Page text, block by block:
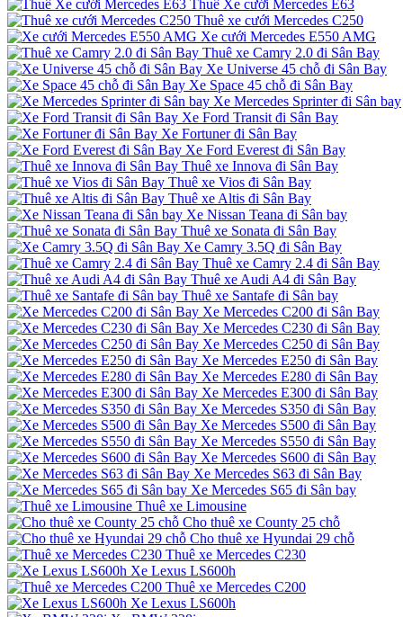
Thuê Xe cưới Mercedes E63
Thuê xe cưới Mercedes C250
Xe cưới Mercedes E550 AMG
Thuê xe Camry 2.0 đi Sân Bay
Xe Universe 45 chỗ đi Sân Bay
Xe Space 45 chỗ đi Sân Bay
Xe Mercedes Sprinter đi Sân bay
Xe Ford Transit đi Sân Bay
Xe Fortuner đi Sân Bay
Xe Ford Everest đi Sân Bay
Thuê xe Innova đi Sân Bay
Thuê xe Vios đi Sân Bay
Thuê xe Altis đi Sân Bay
Xe Nissan Teana đi Sân bay
Thuê xe Sonata đi Sân Bay
Xe Camry 3.5Q đi Sân Bay
Thuê xe Camry 2.4 đi Sân Bay
Thuê xe Audi A4 đi Sân Bay
Thuê xe Santafe đi Sân bay
Xe Mercedes C200 đi Sân Bay
Xe Mercedes C230 đi Sân Bay
Xe Mercedes C250 đi Sân Bay
Xe Mercedes E250 đi Sân Bay
Xe Mercedes E280 đi Sân Bay
Xe Mercedes E300 đi Sân Bay
Xe Mercedes S350 đi Sân Bay
Xe Mercedes S500 đi Sân Bay
Xe Mercedes S550 đi Sân Bay
Xe Mercedes S600 đi Sân Bay
Xe Mercedes S63 đi Sân Bay
Xe Mercedes S65 đi Sân bay
Thuê xe Limousine
Cho thuê xe County 25 chỗ
Cho thuê xe Hyundai 29 chỗ
Thuê xe Mercedes C230
Xe Lexus LS600h
Thuê xe Mercedes C200
Xe Lexus LS600h